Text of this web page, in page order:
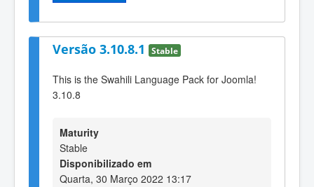
Versão 3.10.8.1 Stable
This is the Swahili Language Pack for Joomla!
3.10.8
Maturity
Stable
Disponibilizado em
Quarta, 30 Março 2022 13:17